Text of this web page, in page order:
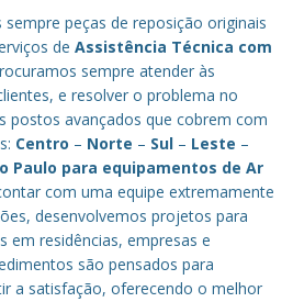
peças de reposição originais
de Assistência Técnica com
sempre atender às
e resolver o problema no
postos avançados que cobrem com
Centro – Norte – Sul – Leste –
Paulo para equipamentos de Ar
com uma equipe extremamente
desenvolvemos projetos para
em residências, empresas e
são pensados para
a satisfação, oferecendo o melhor